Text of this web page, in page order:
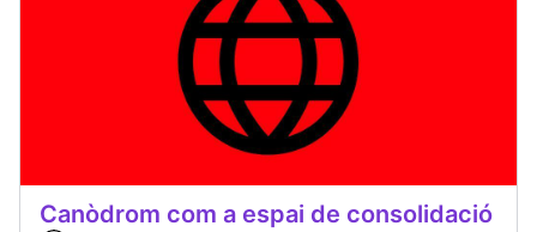
Canòdrom com a espai de consolidació